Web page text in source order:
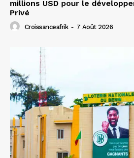
millions USD pour le
Privé
Croissanceafrik - 7 Août 2026